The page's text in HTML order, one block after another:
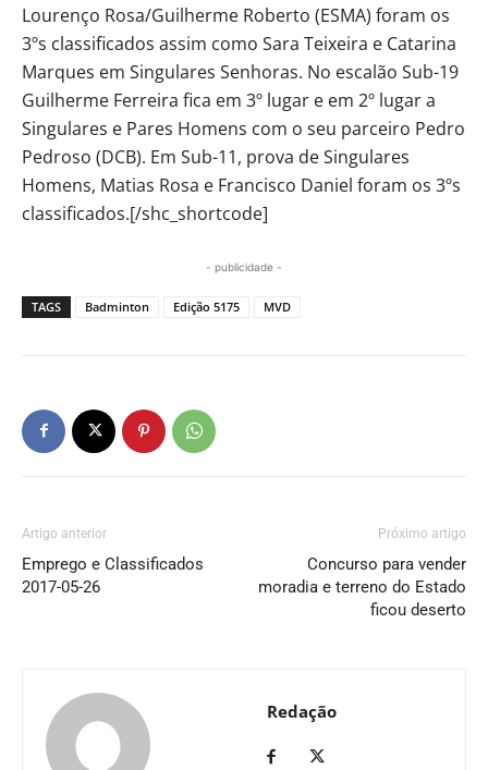
Lourenço Rosa/Guilherme Roberto (ESMA) foram os
3ºs classificados assim como Sara Teixeira e Catarina
Marques em Singulares Senhoras. No escalão Sub-19
Guilherme Ferreira fica em 3º lugar e em 2º lugar a
Singulares e Pares Homens com o seu parceiro Pedro
Pedroso (DCB). Em Sub-11, prova de Singulares
Homens, Matias Rosa e Francisco Daniel foram os 3ºs
classificados.[/shc_shortcode]
- publicidade -
TAGS Badminton Edição 5175 MVD
Artigo anterior
Emprego e Classificados
2017-05-26
Próximo artigo
Concurso para vender
moradia e terreno do Estado
ficou deserto
Redação